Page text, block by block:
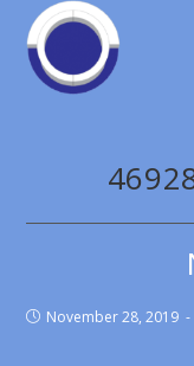
November 28, 2019